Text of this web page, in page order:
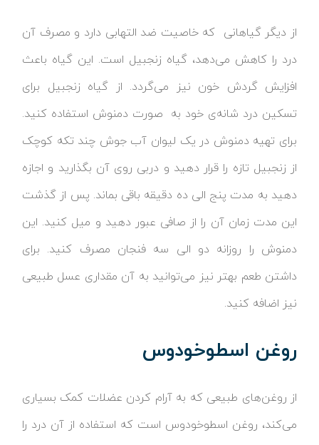
از دیگر گیاهانی که خاصیت ضد التهابی دارد و مصرف آن
درد را کاهش می‌دهد، گیاه زنجبیل است. این گیاه باعث
افزایش گردش خون نیز می‌گردد. از گیاه زنجبیل برای
تسکین درد شانه‌ی خود به صورت دمنوش استفاده کنید.
برای تهیه دمنوش در یک لیوان آب جوش چند تکه کوچک
از زنجبیل تازه را قرار دهید و دربی روی آن بگذارید و اجازه
دهید به مدت پنج الی ده دقیقه باقی بماند. پس از گذشت
این مدت زمان آن را از صافی عبور دهید و میل کنید. این
دمنوش را روزانه دو الی سه فنجان مصرف کنید. برای
داشتن طعم بهتر نیز می‌توانید به آن مقداری عسل طبیعی
نیز اضافه کنید.
روغن اسطوخودوس
از روغن‌های طبیعی که به آرام کردن عضلات کمک بسیاری
می‌کند، روغن اسطوخودوس است که استفاده از آن درد را